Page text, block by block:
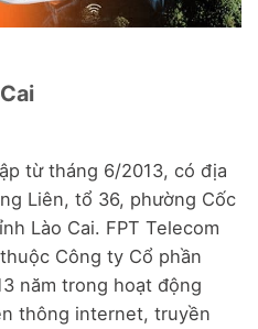
từ tháng 6/2013, có địa
Liên, tổ 36, phường Cốc
Lào Cai. FPT Telecom
Công ty Cổ phần
năm trong hoạt động
thông internet, truyền